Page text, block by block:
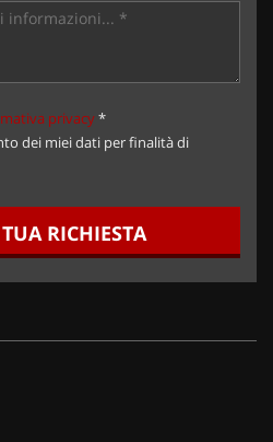
privacy*
dei miei dati per finalità di
RICHIESTA